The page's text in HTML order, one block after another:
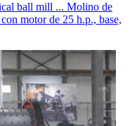
ball mill ... Molino de
motor de 25 h.p., base,